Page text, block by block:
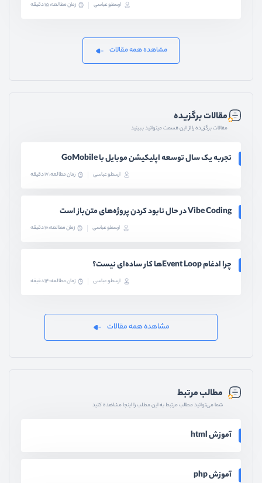
ارسطو عباسی زمان مطالعه: 15 دقیقه
مشاهده همه مقالات
مقالات برگزیده
مقالات برگزیده را از این قسمت میتوانید ببینید
تجربه یک سال توسعه اپلیکیشن موبایل با GoMobile
ارسطو عباسی زمان مطالعه: 17 دقیقه
Vibe Coding در حال نابود کردن پروژه‌های متن‌باز است
ارسطو عباسی زمان مطالعه: 10 دقیقه
چرا ادغام Event Loopها کار ساده‌ای نیست؟
ارسطو عباسی زمان مطالعه: 14 دقیقه
مشاهده همه مقالات
مطالب مرتبط
شما می‌توانید مطالب مرتبط به این مطلب را اینجا مشاهده کنید
آموزش html
آموزش php